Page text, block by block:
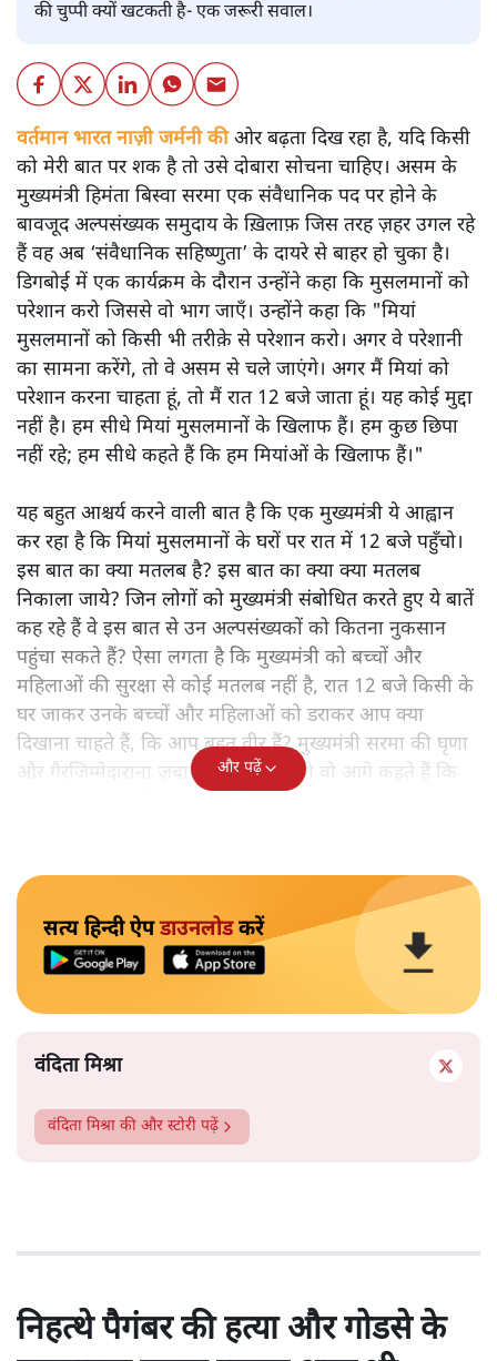
की चुप्पी क्यों खटकती है- एक जरूरी सवाल।
वर्तमान भारत नाज़ी जर्मनी कीओर बढ़ता दिख रहा है, यदि किसी
को मेरी बात पर शक है तो उसे दोबारा सोचना चाहिए। असम के
मुख्यमंत्री हिमंता बिस्वा सरमा एक संवैधानिक पद पर होने के
बावजूद अल्पसंख्यक समुदाय के ख़िलाफ़ जिस तरह ज़हर उगल रहे
हैं वह अब ‘संवैधानिक सहिष्णुता’ के दायरे से बाहर हो चुका है।
डिगबोई में एक कार्यक्रम के दौरान उन्होंने कहा कि मुसलमानों को
परेशान करो जिससे वो भाग जाएँ। उन्होंने कहा कि "मियां
मुसलमानों को किसी भी तरीक़े से परेशान करो। अगर वे परेशानी
का सामना करेंगे, तो वे असम से चले जाएंगे। अगर मैं मियां को
परेशान करना चाहता हूं, तो मैं रात 12 बजे जाता हूं। यह कोई मुद्दा
नहीं है। हम सीधे मियां मुसलमानों के खिलाफ हैं। हम कुछ छिपा
नहीं रहे; हम सीधे कहते हैं कि हम मियांओं के खिलाफ हैं।"
यह बहुत आश्चर्य करने वाली बात है कि एक मुख्यमंत्री ये आह्वान
कर रहा है कि मियांं मुसलमानों के घरों पर रात में 12 बजे पहुँचो।
इस बात का क्या मतलब है? इस बात का क्या क्या मतलब
निकाला जाये? जिन लोगों को मुख्यमंत्री संबोधित करते हुए ये बातें
कह रहे हैं वे इस बात से उन अल्पसंख्यकों को कितना नुकसान
पहुंचा सकते हैं? ऐसा लगता है कि मुख्यमंत्री को बच्चों और
महिलाओं की सुरक्षा से कोई मतलब नहीं है, रात 12 बजे किसी के
घर जाकर उनके बच्चों और महिलाओं को डराकर आप क्या
दिखाना चाहते हैं, कि आप बहुत वीर हैं? मुख्यमंत्री सरमा की घृणा
और गैरजिम्मेदाराना ज़बान यहीं नहीं रुकती वो आगे कहते हैं कि
और पढ़ें
सत्य हिन्दी ऐपडाउनलोडकरें
वंदिता मिश्रा
वंदिता मिश्रा की और स्टोरी पढ़ें
निहत्थे पैगंबर की हत्या और गोडसे के